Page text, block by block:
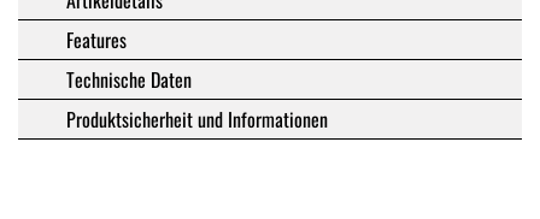
Features
Technische Daten
Produktsicherheit und Informationen